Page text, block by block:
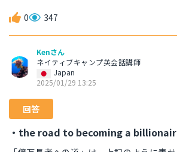
0 347
Kenさん
ネイティブキャンプ英会話講師
Japan
2025/01/29 13:25
回答
・the road to becoming a